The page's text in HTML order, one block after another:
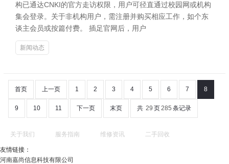
构已通达CNKI的官方走访权限，用户可径直通过校园网或机构
集会登录。关于非机构用户，需注册并购买相应工作，如个东
谈主会员或按篇付费。 插足官网后，用户
新闻动态
首页 上一页 1 2 3 4 5 6 7 8
9 10 11 下一页 末页 共 29 页285 条记录
关于我们 服务指南 维修资讯 二手回收
友情链接：
河南嘉尚信息科技有限公司